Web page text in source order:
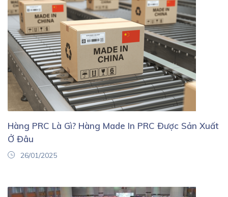
Hàng PRC Là Gì? Hàng Made In PRC Được Sản Xuất
Ở Đâu
26/01/2025